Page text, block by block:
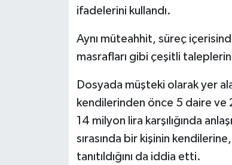
ifadelerini kullandı.
Aynı müteahhit, süreç
masrafları gibi çeşitli taleplerin
Dosyada müşteki olarak yer
kendilerinden önce 5 daire ve
14 milyon lira karşılığında
sırasında bir kişinin
tanıtıldığını da iddia etti.
ÜLKE GÜNDEMİ
Yerel Haberler